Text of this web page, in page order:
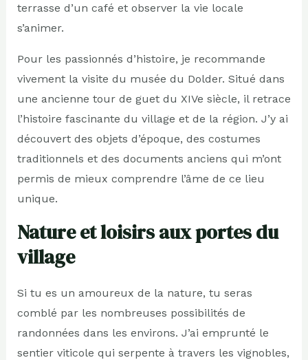
terrasse d’un café et observer la vie locale
s’animer.
Pour les passionnés d’histoire, je recommande
vivement la visite du musée du Dolder. Situé dans
une ancienne tour de guet du XIVe siècle, il retrace
l’histoire fascinante du village et de la région. J’y ai
découvert des objets d’époque, des costumes
traditionnels et des documents anciens qui m’ont
permis de mieux comprendre l’âme de ce lieu
unique.
Nature et loisirs aux portes du
village
Si tu es un amoureux de la nature, tu seras
comblé par les nombreuses possibilités de
randonnées dans les environs. J’ai emprunté le
sentier viticole qui serpente à travers les vignobles,